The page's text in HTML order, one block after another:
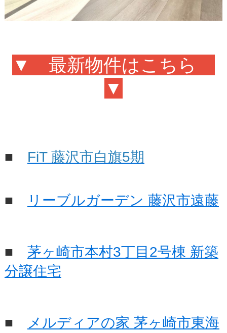
▼ 最新物件はこちら
▼
■ FiT 藤沢市白旗5期
■ リーブルガーデン 藤沢市遠藤
■ 茅ヶ崎市本村3丁目2号棟 新築
分譲住宅
■
メルディアの家 茅ヶ崎市東海